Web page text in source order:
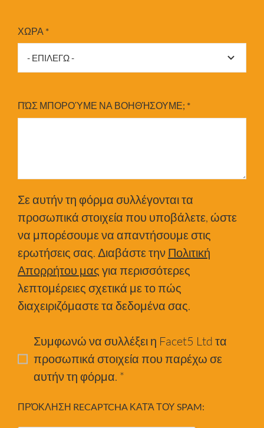
ΧΩΡΑ *
ΠΏΣ ΜΠΟΡΟΎΜΕ ΝΑ ΒΟΗΘΉΣΟΥΜΕ; *
Σε αυτήν τη φόρμα συλλέγονται τα
προσωπικά στοιχεία που υποβάλετε, ώστε
να μπορέσουμε να απαντήσουμε στις
ερωτήσεις σας. Διαβάστε την Πολιτική
Απορρήτου μας για περισσότερες
λεπτομέρειες σχετικά με το πώς
διαχειριζόμαστε τα δεδομένα σας.
Συμφωνώ να συλλέξει η Facet5 Ltd τα
προσωπικά στοιχεία που παρέχω σε
αυτήν τη φόρμα. *
ΠΡΌΚΛΗΣΗ RECAPTCHA ΚΑΤΆ ΤΟΥ SPAM: